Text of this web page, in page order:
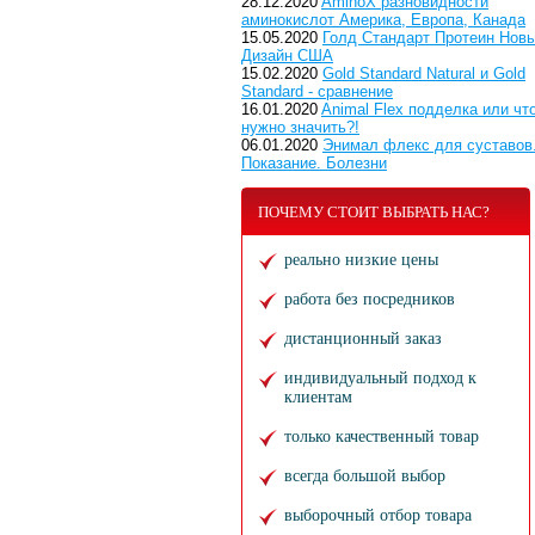
аминокислот Америка, Европа, Канада
15.05.2020 Голд Стандарт Протеин
Дизайн США
15.02.2020 Gold Standard Natural и Gold
Standard - сравнение
16.01.2020 Animal Flex подделка или
нужно значить?!
06.01.2020 Энимал флекс для суставов.
Показание. Болезни
ПОЧЕМУ СТОИТ ВЫБРАТЬ НАС?
реально низкие цены
работа без посредников
дистанционный заказ
индивидуальный подход к
клиентам
только качественный товар
всегда большой выбор
выборочный отбор товара